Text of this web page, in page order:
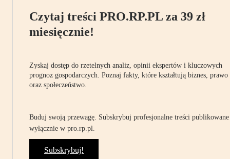
Czytaj treści PRO.RP.PL za 39 zł
miesięcznie!
Zyskaj dostęp do rzetelnych analiz, opinii ekspertów i kluczowych
prognoz gospodarczych. Poznaj fakty, które kształtują biznes, prawo
oraz społeczeństwo.
Buduj swoją przewagę. Subskrybuj profesjonalne treści publikowane
wyłącznie w pro.rp.pl.
Subskrybuj!